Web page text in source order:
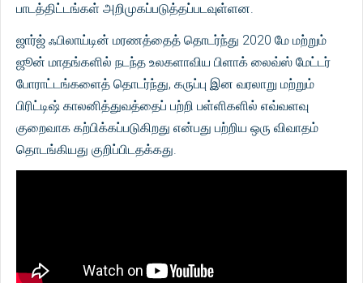
பாடத்திட்டங்கள் அறிமுகப்படுத்தப்படவுள்ளன.
ஜார்ஜ் ஃபிலாய்டின் மரணத்தைத் தொடர்ந்து 2020 மே மற்றும்
ஜூன் மாதங்களில் நடந்த உலகளாவிய பிளாக் லைவ்ஸ் மேட்டர்
போராட்டங்களைத் தொடர்ந்து, கருப்பு இன வரலாறு மற்றும்
பிரிட்டிஷ் காலனித்துவத்தைப் பற்றி பள்ளிகளில் எவ்வளவு
குறைவாக கற்பிக்கப்படுகிறது என்பது பற்றிய ஒரு விவாதம்
தொடங்கியது குறிப்பிடதக்கது.